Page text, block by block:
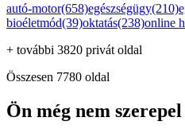
autó-motor(658)egészségügy(210)
bioéletmód(39)oktatás(238)online
+ további 3820 privát oldal
Összesen 7780 oldal
Ön még nem